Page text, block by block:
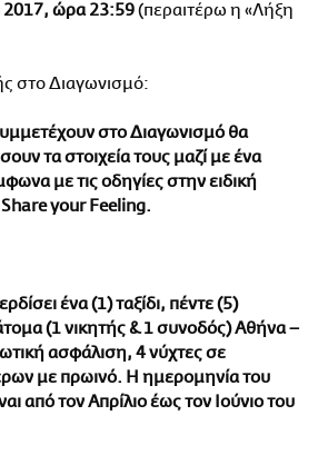
2017, ώρα 23:59(περαιτέρω η «Λήξη
στο Διαγωνισμό:
στο Διαγωνισμό θα
τα στοιχεία τους μαζί με ένα
με τις οδηγίες στην ειδική
your Feeling.
ένα(1) ταξίδι, πέντε (5)
(1 νικητής & 1 συνοδός) Αθήνα –
ασφάλιση, 4 νύχτες σε
με πρωινό. Η ημερομηνία του
από τον Απρίλιο έως τον Ιούνιο του